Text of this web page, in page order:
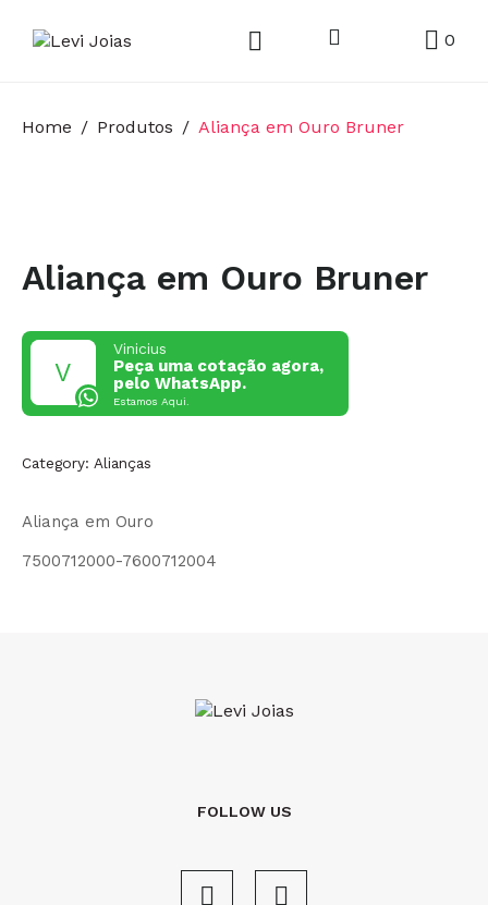
0
Home Produtos Aliança em Ouro Bruner
Aliança em Ouro Bruner
Vinicius
Peça uma cotação agora,
pelo WhatsApp.
Estamos Aqui.
Category: Alianças
Aliança em Ouro
7500712000-7600712004
FOLLOW US